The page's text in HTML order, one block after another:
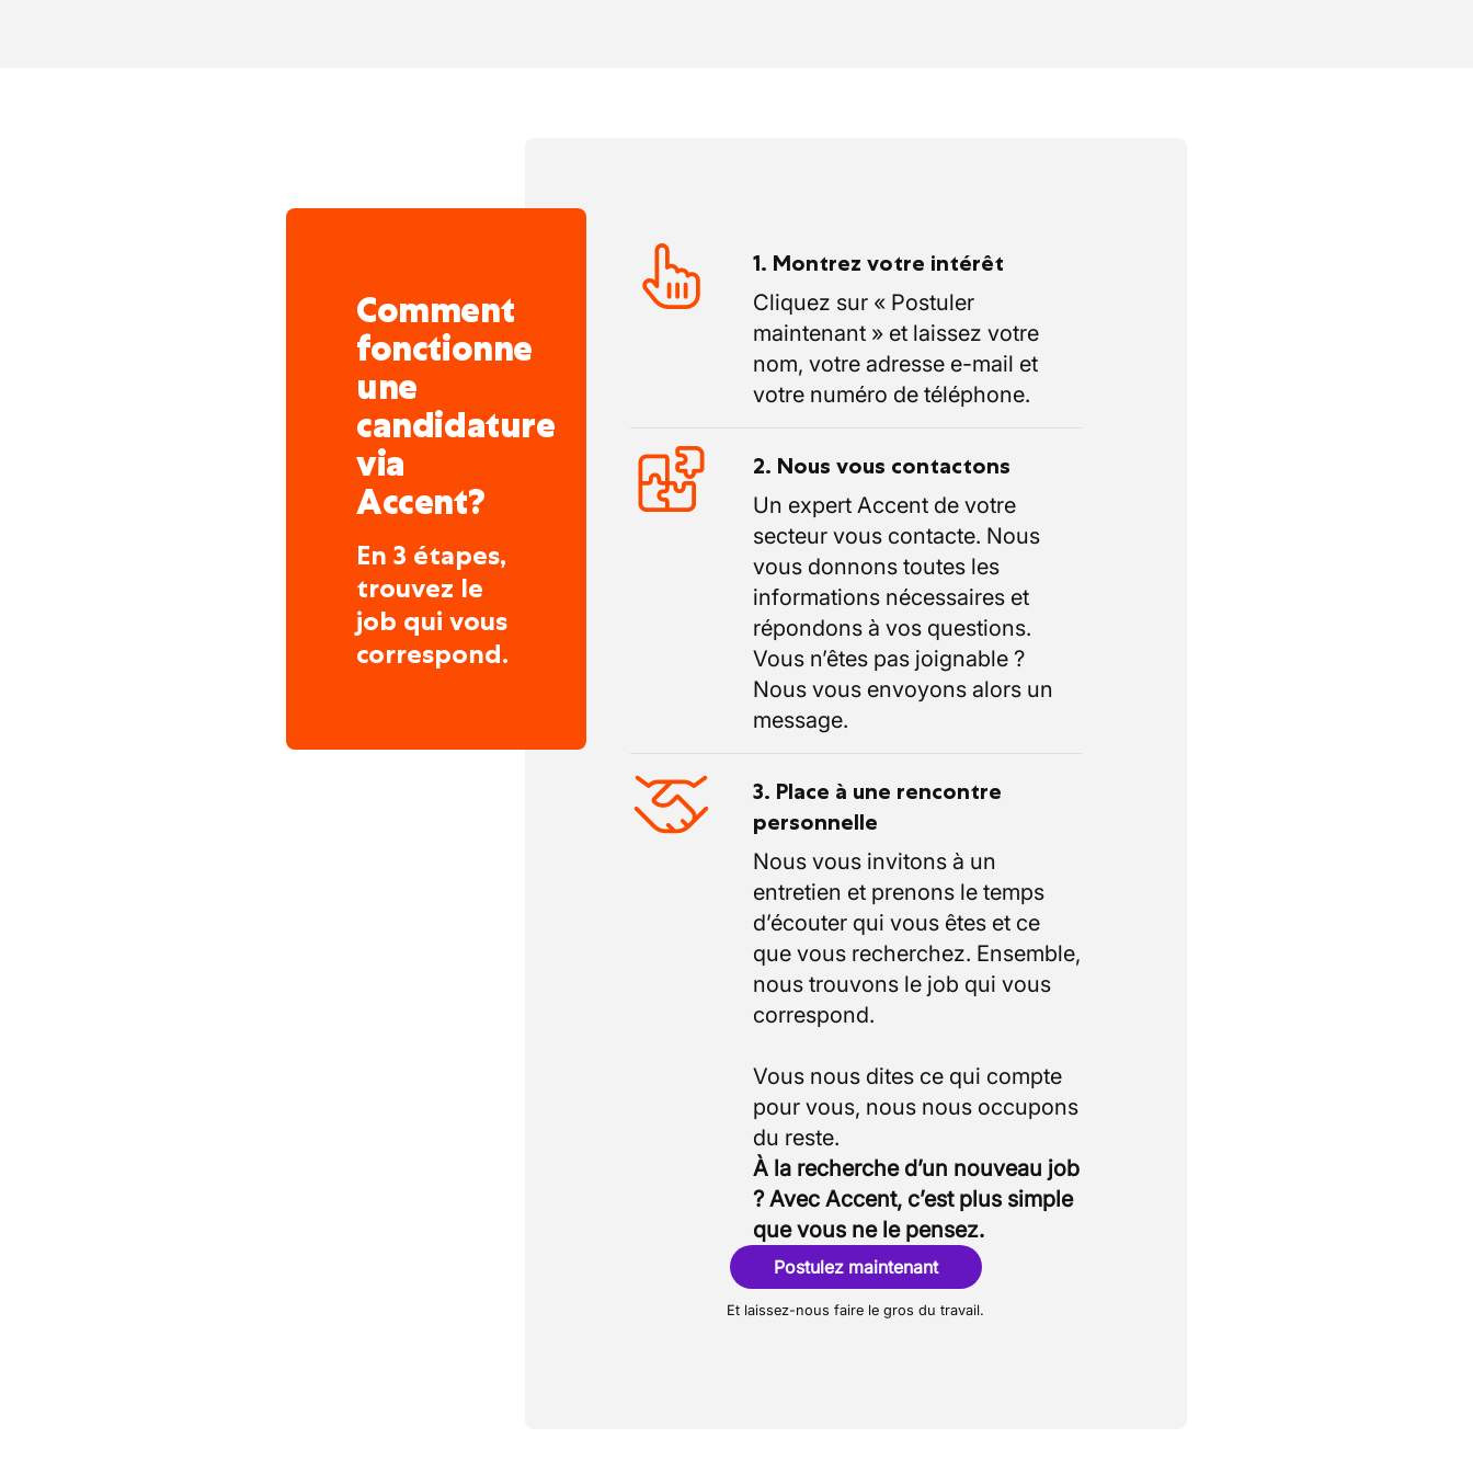
Comment
fonctionne
une
candidature
via
Accent?
En 3 étapes,
trouvez le
job qui vous
correspond.
1. Montrez votre intérêt
Cliquez sur « Postuler
maintenant » et laissez votre
nom, votre adresse e-mail et
votre numéro de téléphone.
2. Nous vous contactons
Un expert Accent de votre
secteur vous contacte. Nous
vous donnons toutes les
informations nécessaires et
répondons à vos questions.
Vous n’êtes pas joignable ?
Nous vous envoyons alors un
message.
3. Place à une rencontre
personnelle
Nous vous invitons à un
entretien et prenons le temps
d’écouter qui vous êtes et ce
que vous recherchez. Ensemble,
nous trouvons le job qui vous
correspond.
Vous nous dites ce qui compte
pour vous, nous nous occupons
À la recherche d’un nouveau job
? Avec Accent, c’est plus simple
que vous ne le pensez.
Postulez maintenant
Et laissez-nous faire le gros du travail.